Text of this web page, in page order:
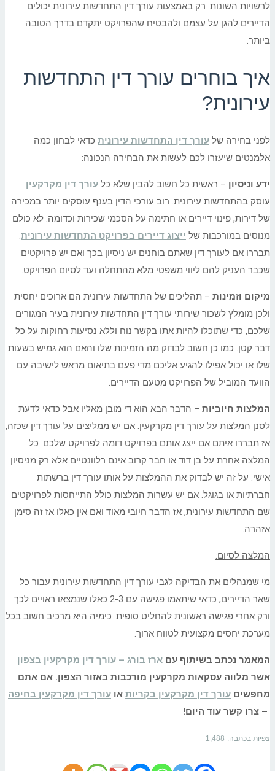
לרשויות השונות. רק באמצעות עורך דין התחדשות עירונית יכולים
הדיירים להגן על עצמם ולהבטיח שהפרויקט יתקדם בדרך הטובה
ביותר.
איך בוחרים עורך דין התחדשות
עירונית?
לפני בחירה של עורך דין התחדשות עירונית כדאי לבחון כמה
אלמנטים שיעזרו לכם לעשות את הבחירה הנכונה:
ידע וניסיון – ראשית כל חשוב להבין שלא כל עורך דין מקרקעין
עוסק בהתחדשות עירונית. רוב עורכי הדין בענף עוסקים יותר במכירה
של דירות, פינוי דיירים או חתימה על הסכמי שכירות וכדומה. לא כולם
מנוסים במורכבות של ייצוג דיירים בפרויקט התחדשות עירונית.
תבררו אם לעורך דין שאתם בוחנים יש ניסיון בכך ואם יש פרויקטים
שכבר העניק להם ליווי משפטי מלא מהתחלה ועד לסיום הפרויקט.
מיקום וזמינות – תהליכים של התחדשות עירונית הם ארוכים יחסית
ולכן מומלץ לשכור שירותי עורך דין התחדשות עירונית בעיר המגורים
שלכם, כדי שתוכלו להיות אתו בקשר נוח וללא נסיעות רחוקות על כל
דבר קטן. כמו כן חשוב לבדוק מה הזמינות שלו והאם הוא גמיש בשעות
שלו או יכול אפילו להגיע אליכם מדי פעם בתיאום מראש לישיבה עם
הוועד המוביל של הפרויקט מטעם הדיירים.
המלצות חיוביות – הדבר הבא הוא די מובן מאליו אבל כדאי לדעת
לסנן המלצות על עורך דין מקרקעין. אם יש ממליצים על עורך דין שכזה,
אז תבררו איתם אם ייצג אותם בפרויקט דומה לפרויקט שלכם. כל
המלצה אחרת על בן דוד או חבר קרוב אינם רלוונטיים אלא רק מניסיון
אישי. על זה יש לבדוק את ההמלצות על אותו עורך דין ברשתות
חברתיות או בגוגל. אם יש עשרות המלצות כולל התייחסות לפרויקטים
שם התחדשות עירונית, אז הדבר חיובי מאוד ואם אין כאלו אז זה סימן
אזהרה.
המלצה לסיום:
מי שמנהלים את הבדיקה לגבי עורך דין התחדשות עירונית עבור כל
שאר הדיירים, כדאי שיתאמו פגישה עם 2-3 כאלו שנמצאו ראויים לכך
ורק אחרי פגישה ראשונית להחליט סופית. כימיה היא מרכיב חשוב בכל
מערכת יחסים מקצועית לטווח ארוך.
המאמר נכתב בשיתוף עם ארז בורג – עורך דין מקרקעין בצפון
אשר מלווה עסקאות מקרקעין מורכבות באזור הצפון. אם אתם
מחפשים עורך דין מקרקעין בקריות או עורך דין מקרקעין בחיפה
– צרו קשר עוד היום!
צפיות בכתבה: 1,488